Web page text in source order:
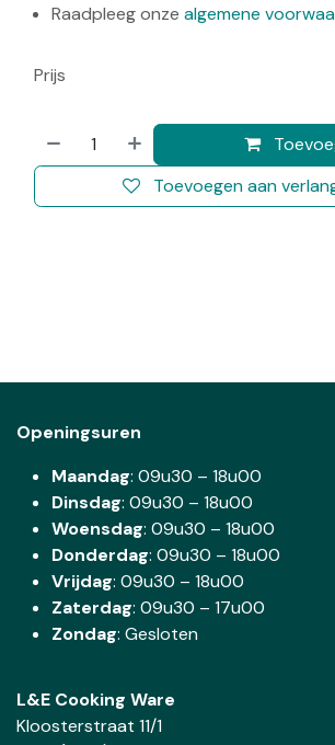
Raadpleeg onze algemene
Toevoegen aan
Prijs
Openingsuren
Maandag: 09u30 – 18u00
Dinsdag: 09u30 – 18u00
Woensdag: 09u30 – 18u00
Donderdag: 09u30 – 18u00
Vrijdag: 09u30 – 18u00
Zaterdag: 09u30 – 17u00
Zondag: Gesloten
L&E Cooking Ware
Kloosterstraat 11/1